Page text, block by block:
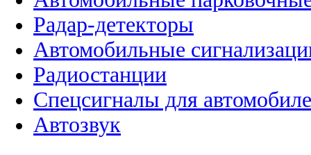
Радар-детекторы
Автомобильные
Радиостанции
Спецсигналы для
Автозвук